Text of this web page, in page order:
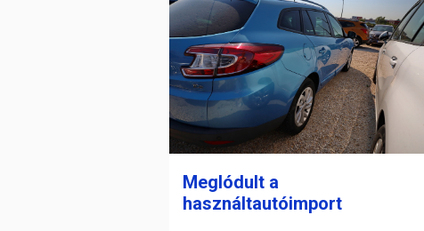
Meglódult a
használtautóimport